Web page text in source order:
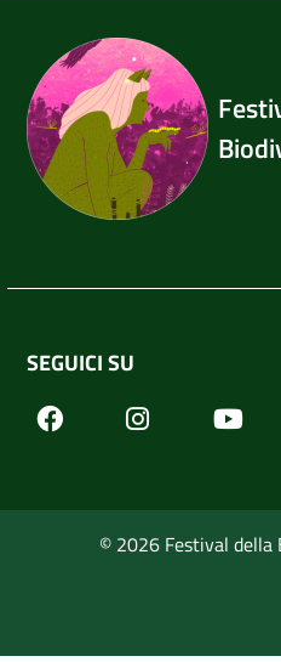
SEGUICI SU
FacebookInstagram
© 2026 Festival della